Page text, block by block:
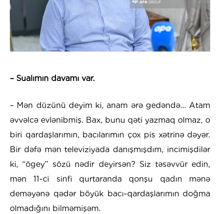
– Sualımın davamı var.
– Mən düzünü deyim ki, anam ərə gedəndə... Atam
əvvəlcə evlənibmiş. Bax, bunu qəti yazmaq olmaz, o
biri qardaşlarımın, bacılarımın çox pis xətrinə dəyər.
Bir dəfə mən televiziyada danışmışdım, incimişdilər
ki, “ögey” sözü nədir deyirsən? Siz təsəvvür edin,
mən 11-ci sinfi qurtaranda qonşu qadın mənə
deməyənə qədər böyük bacı-qardaşlarımın doğma
olmadığını bilməmişəm.